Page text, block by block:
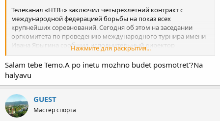
Телеканал «НТВ+» заключил четырехлетний контракт с
международной федерацией борьбы на показ всех
крупнейших соревнований. Сегодня об этом на заседании
оргкомитета по проведению международного турнира имени
Ивана Ярыгина сообщил исполнительный директор
Федерации вольной борьбы России Георгий Брюсов. Стоит
отметить, что в этом году соревнованиям среди мужчин на
турнире Ивана Ярыгина присвоен статус «Golden гран-при».
Напомним, турнир пройдет в Красноярске 27-30 января. Также,
федеральных СМИ, в том числе газеты «Спорт–Экспресс» и
«Советский спорт».
Нажмите для раскрытия...
Salam tebe Temo.A po inetu mozhno budet posmotret'?Na
halyavu
GUEST
Мастер спорта